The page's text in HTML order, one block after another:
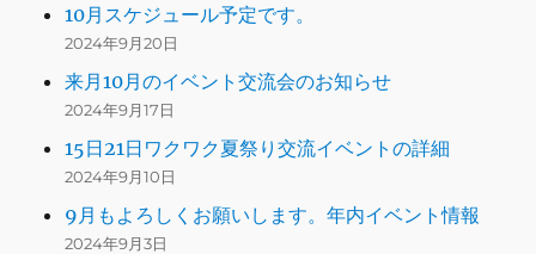
10月スケジュール予定です。
2024年9月20日
来月10月のイベント交流会のお知らせ
2024年9月17日
15日21日ワクワク夏祭り交流イベントの詳細
2024年9月10日
9月もよろしくお願いします。年内イベント情報
2024年9月3日